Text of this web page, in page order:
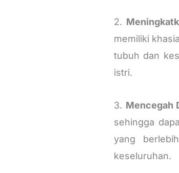
2.
memiliki
tubuh dan
istri.
3. Mencegah
sehingga
yang
keseluruhan.